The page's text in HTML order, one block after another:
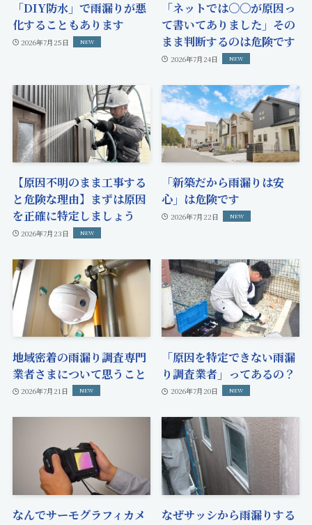
「DIY防水」で雨漏りが悪
化することもあります
2026年7月25日
「ネットでは〇〇が原因っ
て書いてありました」その
まま判断するのは危険です
2026年7月24日
【原因不明のまま工事する
と危険な理由】まずは原因
を正確に特定しましょう
2026年7月23日
「新築だから雨漏りは安
心」は危険です
2026年7月22日
地域密着の雨漏り調査専門
業者さまについて思うこと
2026年7月21日
「原因を特定できない雨漏
り調査業者」ってあるの？
2026年7月20日
なんでサーモグラフィカメ
なぜサッシから雨漏りする